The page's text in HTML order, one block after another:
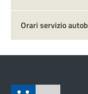
Orari servizio